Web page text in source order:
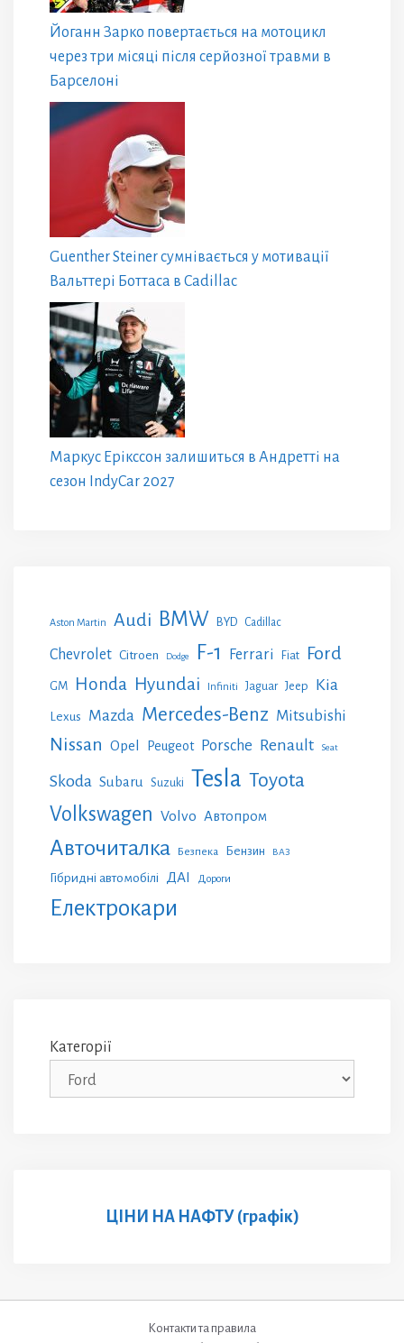
Йоганн Зарко повертається на мотоцикл
через три місяці після серйозної травми в
Барселоні
Guenther Steiner сумнівається у мотивації
Вальттері Боттаса в Cadillac
Маркус Ерікссон залишиться в Андретті на
сезон IndyCar 2027
Aston Martin Audi BMW BYD Cadillac
Chevrolet Citroen Dodge F-1 Ferrari Fiat Ford
GM Honda Hyundai Infiniti Jaguar Jeep Kia
Lexus Mazda Mercedes-Benz Mitsubishi
Nissan Opel Peugeot Porsche Renault Seat
Skoda Subaru Suzuki Tesla Toyota
Volkswagen Volvo Автопром
Авточиталка Безпека Бензин ВАЗ
Гібридні автомобілі ДАІ Дороги
Електрокари
Категорії
ЦІНИ НА НАФТУ (графік)
Контакти та правила